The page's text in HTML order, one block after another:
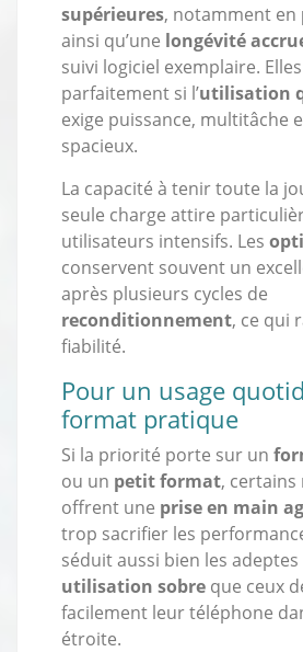
supérieures, notamment en
ainsi qu’une longévité
suivi logiciel exemplaire.
parfaitement si l’utilisation
exige puissance, multitâche
spacieux.
La capacité à tenir toute la
seule charge attire
utilisateurs intensifs. Les
conservent souvent un
après plusieurs cycles de
reconditionnement, ce qui
fiabilité.
Pour un usage
format pratique
Si la priorité porte sur un
ou un petit format, certains
offrent une prise en main
trop sacrifier les
séduit aussi bien les adeptes
utilisation sobre que ceux
facilement leur téléphone
étroite.